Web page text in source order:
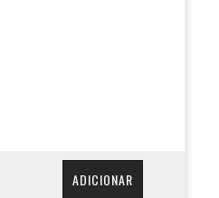
ADICIONAR